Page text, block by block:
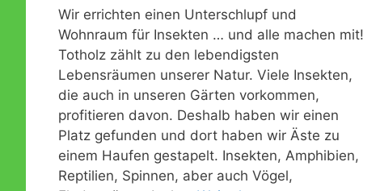
Wir errichten einen Unterschlupf und
Wohnraum für Insekten … und alle machen mit!
Totholz zählt zu den lebendigsten
Lebensräumen unserer Natur. Viele Insekten,
die auch in unseren Gärten vorkommen,
profitieren davon. Deshalb haben wir einen
Platz gefunden und dort haben wir Äste zu
einem Haufen gestapelt. Insekten, Amphibien,
Reptilien, Spinnen, aber auch Vögel,